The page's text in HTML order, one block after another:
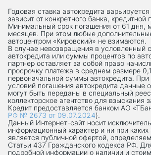
Годовая ставка автокредита
зависит от конкретного банка, кредитной
Минимальный срок погашения от 61 дня,
месяцев. При этом любые
автоцентром «Кировский» не взимаются.
В случае невозвращения в условленный
автокредита или суммы процентов по
партнер оставляет за собой право
просрочку платежа в среднем размере
первоначальной суммы автокредита.
условий погашения автокредита данные
могут быть переданы в специальный
коллекторское агентство для взыскания
Кредит предоставляется банком АО
РФ № 2673 от 09.07.2024).
Данный Интернет-сaйт носит
информационный характер и ни при каких
является публичной офертой,
Статьи 437 Гражданского кодекса РФ.
подробной информации о наличии и